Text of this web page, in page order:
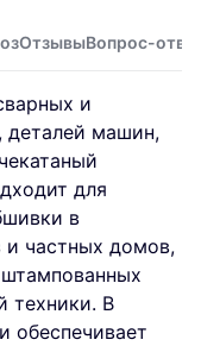
ОтзывыВопрос-
и
деталей машин,
для
в
и частных домов,
техники. В
обеспечивает